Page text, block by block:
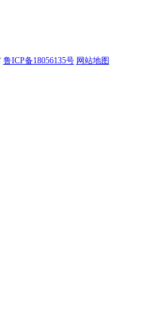
鲁ICP备18056135号 网站地图